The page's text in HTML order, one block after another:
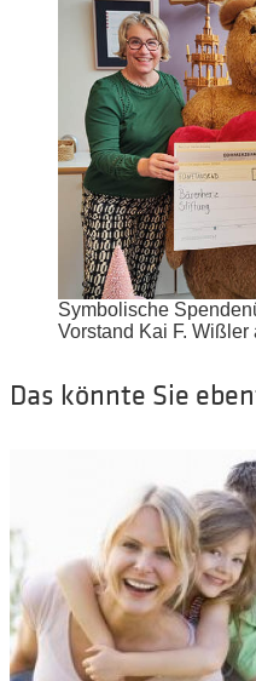
Symbolische
Vorstand Kai F. Wißler
Das könnte Sie